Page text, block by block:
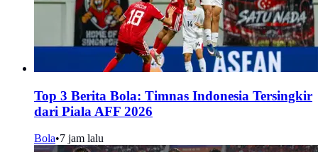
Top 3 Berita Bola: Timnas Indonesia Tersingkir
dari Piala AFF 2026
Bola•7 jam lalu